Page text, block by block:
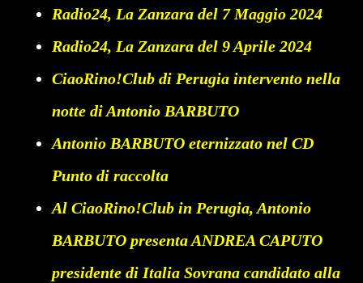
Radio24, La Zanzara del 7 Maggio 2024
Radio24, La Zanzara del 9 Aprile 2024
CiaoRino!Club di Perugia intervento nella
notte di Antonio BARBUTO
Antonio BARBUTO eternizzato nel CD
Punto di raccolta
Al CiaoRino!Club in Perugia, Antonio
BARBUTO presenta ANDREA CAPUTO
presidente di Italia Sovrana candidato alla